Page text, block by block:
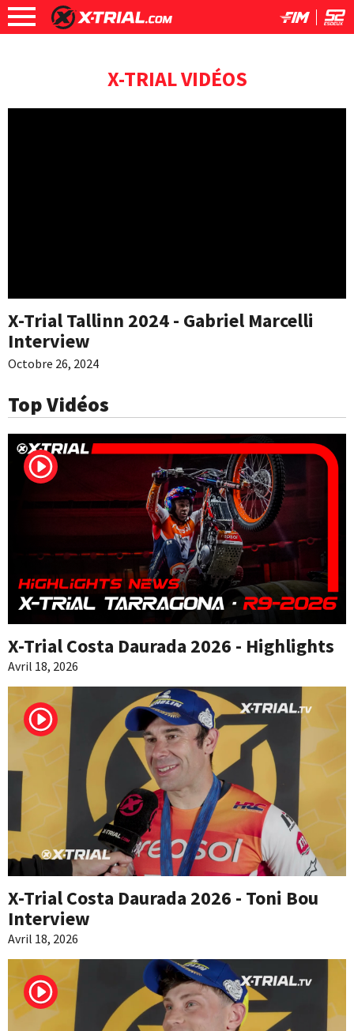
X-TRIAL VIDÉOS
X-Trial Tallinn 2024 - Gabriel Marcelli
Interview
Octobre 26, 2024
Top Vidéos
X-Trial Costa Daurada 2026 - Highlights
Avril 18, 2026
X-Trial Costa Daurada 2026 - Toni Bou
Interview
Avril 18, 2026